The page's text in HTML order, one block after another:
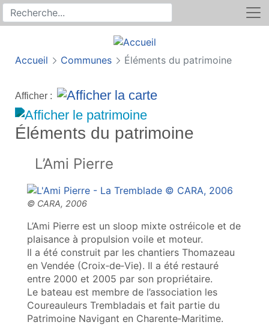
Recherche sur le site
Rechercher
Accueil Communes Éléments du patrimoine
Afficher :
Éléments du patrimoine
L’Ami Pierre
L’Ami Pierre est un sloop mixte ostréicole et de
plaisance à propulsion voile et moteur.
Il a été construit par les chantiers Thomazeau
en Vendée (Croix‑de‑Vie). Il a été restauré
entre 2000 et 2005 par son propriétaire.
Le bateau est membre de l’association les
Coureauleurs Trembladais et fait partie du
Patrimoine Navigant en Charente‑Maritime.